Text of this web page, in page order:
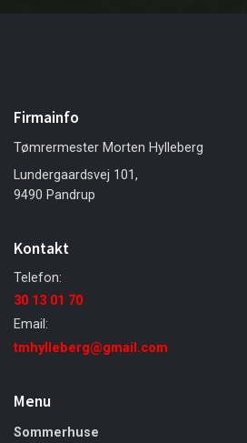
Firmainfo
Tømrermester Morten Hylleberg
Lundergaardsvej 101,
9490 Pandrup
Kontakt
Telefon:
30 13 01 70
Email:
tmhylleberg@gmail.com
Menu
Sommerhuse